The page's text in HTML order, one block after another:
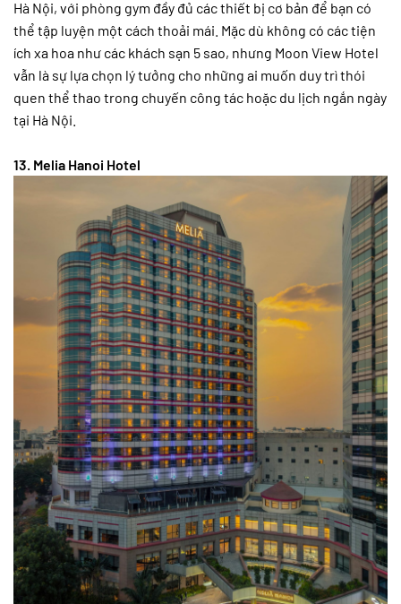
Hà Nội, với phòng gym đầy đủ các thiết bị cơ bản để bạn có
thể tập luyện một cách thoải mái. Mặc dù không có các tiện
ích xa hoa như các khách sạn 5 sao, nhưng Moon View Hotel
vẫn là sự lựa chọn lý tưởng cho những ai muốn duy trì thói
quen thể thao trong chuyến công tác hoặc du lịch ngắn ngày
tại Hà Nội.
13. Melia Hanoi Hotel